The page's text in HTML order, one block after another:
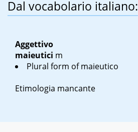
Dal vocabolario italiano:
Aggettivo
maieutici m
Plural form of maieutico
Etimologia mancante